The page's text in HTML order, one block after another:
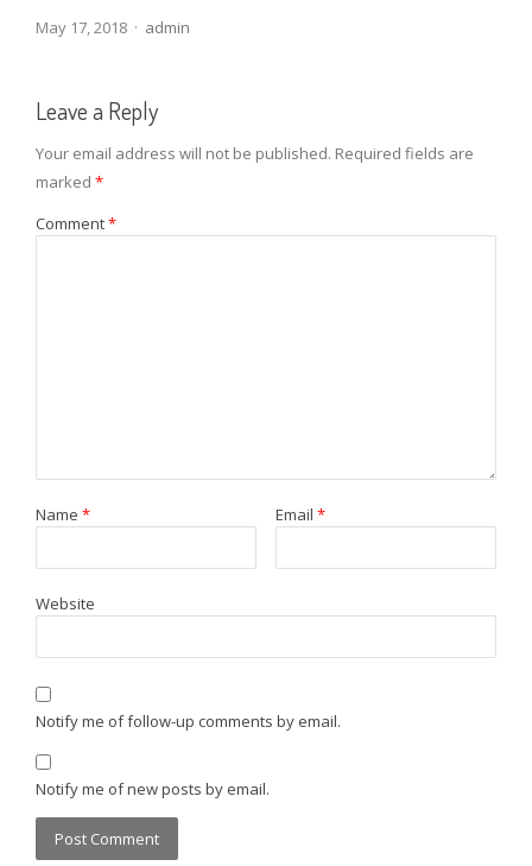
May 17, 2018
Author
admin
Leave a Reply
Your email address will not be published. Required fields are
marked *
Comment*
Name * Email *
Website
Notify me of follow-up comments by email.
Notify me of new posts by email.